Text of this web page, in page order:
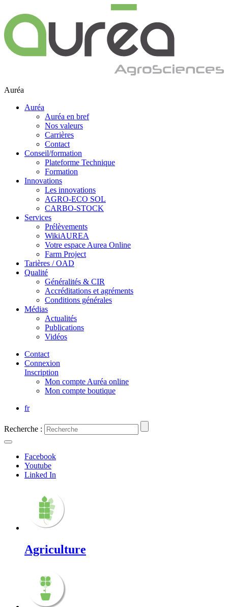
Auréa
Auréa
Auréa en bref
Nos valeurs
Carrières
Contact
Conseil/formation
Plateforme Technique
Formation
Innovations
Les innovations
AGRO-ECO SOL
CARBO-STOCK
Services
Prélèvements
WikiAUREA
Votre espace Aurea Online
Farm Project
Tarières / OAD
Qualité
Généralités & CIR
Accréditations et agréments
Conditions générales
Médias
Actualités
Publications
Vidéos
Contact
Connexion
Inscription
Mon compte Auréa online
Mon compte boutique
fr
Recherche :
Facebook
Youtube
Linked In
Agriculture